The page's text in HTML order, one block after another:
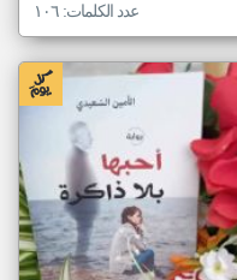
عدد الكلمات: ١٠٦